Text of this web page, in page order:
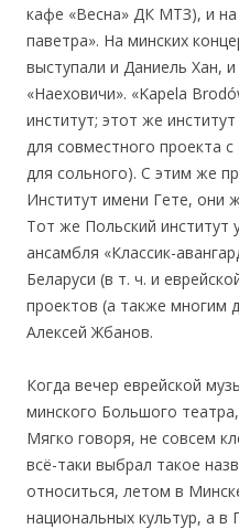
кафе «Весна» ДК МТЗ), и
паветра». На минских
выступали и Даниель Хан,
«Наеховичи». «Kapela
институт; этот же
для совместного проекта
для сольного). С этим же
Институт имени Гете, они
Тот же Польский институт
ансамбля «Классик-
Беларуси (в т. ч. и
проектов (а также многим
Алексей Жбанов.
Когда вечер еврейской
минского Большого
Мягко говоря, не совсем
всё-таки выбрал такое
относиться, летом в
национальных культур, а